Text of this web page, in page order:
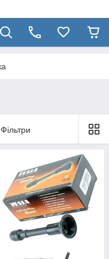
Фільтри